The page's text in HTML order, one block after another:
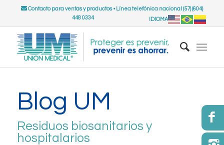
Contacto para ventas y productos• Línea telefónica nacional (57) (604)
448 0334
IDIOMA
Blog UM
Residuos biosanitarios y
hospitalarios